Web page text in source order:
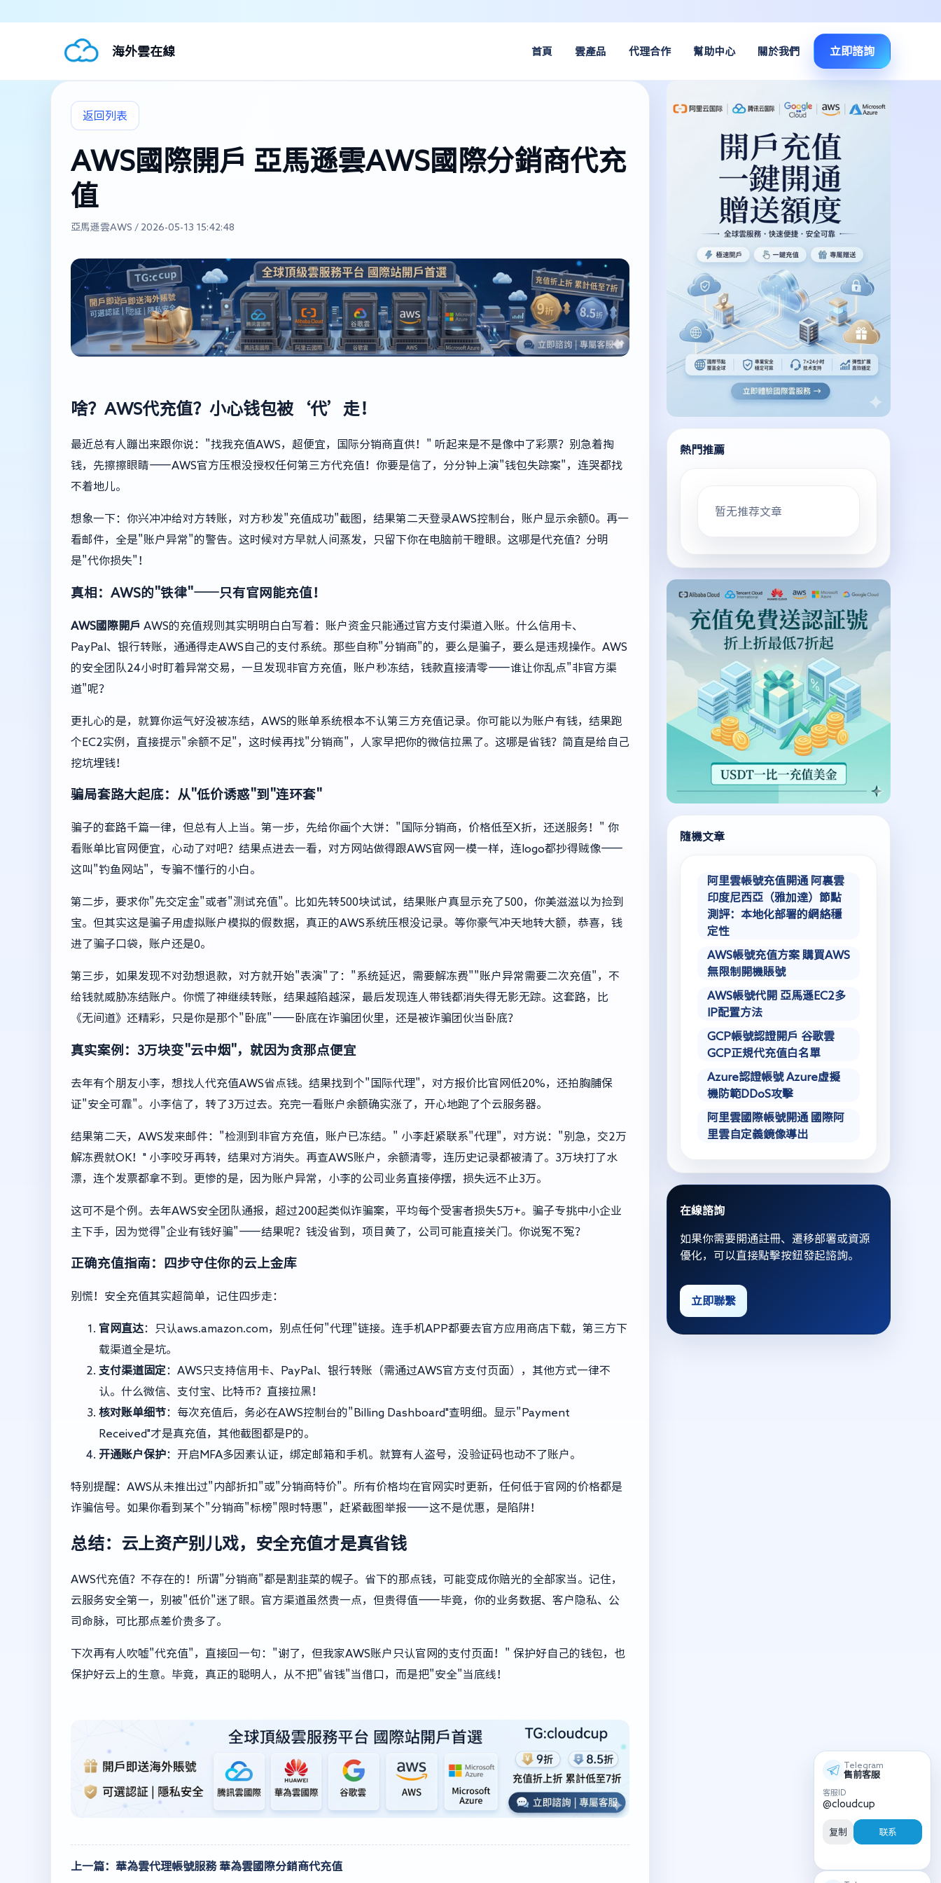
海外雲在線 首頁 雲產品 代理合作 幫助中心 關於我們 立即諮詢
返回列表
AWS國際開戶 亞馬遜雲AWS國際分銷商代充
值
亞馬遜雲AWS / 2026-05-13 15:42:48
啥？AWS代充值？小心钱包被‘代’走！
最近总有人蹦出来跟你说："找我充值AWS，超便宜，国际分销商直供！" 听起来是不是像中了彩票？别急着掏
钱，先擦擦眼睛——AWS官方压根没授权任何第三方代充值！你要是信了，分分钟上演"钱包失踪案"，连哭都找
不着地儿。
想象一下：你兴冲冲给对方转账，对方秒发"充值成功"截图，结果第二天登录AWS控制台，账户显示余额0。再一
看邮件，全是"账户异常"的警告。这时候对方早就人间蒸发，只留下你在电脑前干瞪眼。这哪是代充值？分明
是"代你损失"！
真相：AWS的"铁律"——只有官网能充值！
AWS國際開戶 AWS的充值规则其实明明白白写着：账户资金只能通过官方支付渠道入账。什么信用卡、
PayPal、银行转账，通通得走AWS自己的支付系统。那些自称"分销商"的，要么是骗子，要么是违规操作。AWS
的安全团队24小时盯着异常交易，一旦发现非官方充值，账户秒冻结，钱款直接清零——谁让你乱点"非官方渠
道"呢？
更扎心的是，就算你运气好没被冻结，AWS的账单系统根本不认第三方充值记录。你可能以为账户有钱，结果跑
个EC2实例，直接提示"余额不足"，这时候再找"分销商"，人家早把你的微信拉黑了。这哪是省钱？简直是给自己
挖坑埋钱！
骗局套路大起底：从"低价诱惑"到"连环套"
骗子的套路千篇一律，但总有人上当。第一步，先给你画个大饼："国际分销商，价格低至X折，还送服务！" 你
看账单比官网便宜，心动了对吧？结果点进去一看，对方网站做得跟AWS官网一模一样，连logo都抄得贼像——
这叫"钓鱼网站"，专骗不懂行的小白。
第二步，要求你"先交定金"或者"测试充值"。比如先转500块试试，结果账户真显示充了500，你美滋滋以为捡到
宝。但其实这是骗子用虚拟账户模拟的假数据，真正的AWS系统压根没记录。等你豪气冲天地转大额，恭喜，钱
进了骗子口袋，账户还是0。
第三步，如果发现不对劲想退款，对方就开始"表演"了："系统延迟，需要解冻费""账户异常需要二次充值"，不
给钱就威胁冻结账户。你慌了神继续转账，结果越陷越深，最后发现连人带钱都消失得无影无踪。这套路，比
《无间道》还精彩，只是你是那个"卧底"——卧底在诈骗团伙里，还是被诈骗团伙当卧底？
真实案例：3万块变"云中烟"，就因为贪那点便宜
去年有个朋友小李，想找人代充值AWS省点钱。结果找到个"国际代理"，对方报价比官网低20%，还拍胸脯保
证"安全可靠"。小李信了，转了3万过去。充完一看账户余额确实涨了，开心地跑了个云服务器。
结果第二天，AWS发来邮件："检测到非官方充值，账户已冻结。" 小李赶紧联系"代理"，对方说："别急，交2万
解冻费就OK！" 小李咬牙再转，结果对方消失。再查AWS账户，余额清零，连历史记录都被清了。3万块打了水
漂，连个发票都拿不到。更惨的是，因为账户异常，小李的公司业务直接停摆，损失远不止3万。
这可不是个例。去年AWS安全团队通报，超过200起类似诈骗案，平均每个受害者损失5万+。骗子专挑中小企业
主下手，因为觉得"企业有钱好骗"——结果呢？钱没省到，项目黄了，公司可能直接关门。你说冤不冤？
正确充值指南：四步守住你的云上金库
别慌！安全充值其实超简单，记住四步走：
官网直达：只认aws.amazon.com，别点任何"代理"链接。连手机APP都要去官方应用商店下载，第三方下
载渠道全是坑。
支付渠道固定 ：AWS只支持信用卡、PayPal、银行转账（需通过AWS官方支付页面），其他方式一律不
认。什么微信、支付宝、比特币？直接拉黑！
核对账单细节：每次充值后，务必在AWS控制台的"Billing Dashboard"查明细。显示"Payment
Received"才是真充值，其他截图都是P的。
开通账户保护：开启MFA多因素认证，绑定邮箱和手机。就算有人盗号，没验证码也动不了账户。
特别提醒：AWS从未推出过"内部折扣"或"分销商特价"。所有价格均在官网实时更新，任何低于官网的价格都是
诈骗信号。如果你看到某个"分销商"标榜"限时特惠"，赶紧截图举报——这不是优惠，是陷阱！
总结：云上资产别儿戏，安全充值才是真省钱
AWS代充值？不存在的！所谓"分销商"都是割韭菜的幌子。省下的那点钱，可能变成你赔光的全部家当。记住，
云服务安全第一，别被"低价"迷了眼。官方渠道虽然贵一点，但贵得值——毕竟，你的业务数据、客户隐私、公
司命脉，可比那点差价贵多了。
下次再有人吹嘘"代充值"，直接回一句："谢了，但我家AWS账户只认官网的支付页面！" 保护好自己的钱包，也
保护好云上的生意。毕竟，真正的聪明人，从不把"省钱"当借口，而是把"安全"当底线！
上一篇：華為雲代理帳號服務 華為雲國際分銷商代充值
熱門推薦
暂无推荐文章
隨機文章
阿里雲帳號充值開通 阿裏雲
印度尼西亞（雅加達）節點
測評：本地化部署的網絡穩
定性
AWS帳號充值方案 購買AWS
無限制開機賬號
AWS帳號代開 亞馬遜EC2多
IP配置方法
GCP帳號認證開戶 谷歌雲
GCP正規代充值白名單
Azure認證帳號 Azure虛擬
機防範DDoS攻擊
阿里雲國際帳號開通 國際阿
里雲自定義鏡像導出
在線諮詢
如果你需要開通註冊、遷移部署或資源
優化，可以直接點擊按鈕發起諮詢。
立即聯繫
Telegram
售前客服
客服ID
@cloudcup
复制 联系